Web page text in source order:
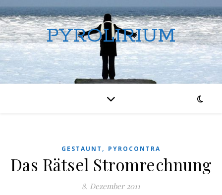
PYROLIRIUM
GESTAUNT , PYROCONTRA
Das Rätsel Stromrechnung
8. Dezember 2011